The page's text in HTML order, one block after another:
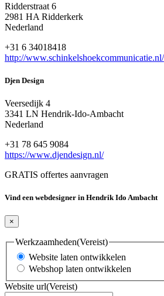
Ridderstraat 6
2981 HA Ridderkerk
Nederland
+31 6 34018418
http://www.schinkelshoekcommunicatie.nl/
Djen Design
Veersedijk 4
3341 LN Hendrik-Ido-Ambacht
Nederland
+31 78 645 9084
https://www.djendesign.nl/
GRATIS offertes aanvragen
Vind een webdesigner in Hendrik Ido Ambacht
×
Werkzaamheden(Vereist)
Website laten ontwikkelen
Webshop laten ontwikkelen
Website url(Vereist)